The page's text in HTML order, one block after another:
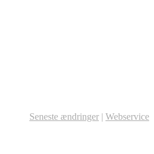
Seneste ændringer | Webservice